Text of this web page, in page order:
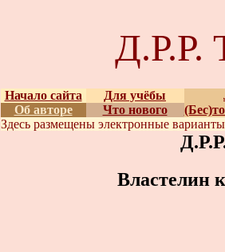
Начало сайта Для учёбы
Об авторе
Что нового
Здесь размещены электронные
Властелин